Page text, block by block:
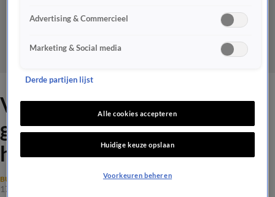
Vinícius Júnior op FIFA-gala
gekozen tot voetballer van
het jaar
BUITENLANDS VOETBAL
17 dec 2024, 19:09
Advertising & Commercieel
Marketing & Social media
Derde partijen lijst
Alle cookies accepteren
Huidige keuze opslaan
Voorkeuren beheren